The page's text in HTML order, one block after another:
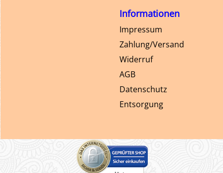
Informationen
Impressum
Zahlung/Versand
Widerruf
AGB
Datenschutz
Entsorgung